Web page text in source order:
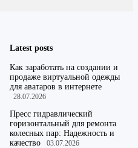
Latest posts
Как заработать на создании и
продаже виртуальной одежды
для аватаров в интернете
28.07.2026
Пресс гидравлический
горизонтальный для ремонта
колесных пар: Надежность и
качество
03.07.2026